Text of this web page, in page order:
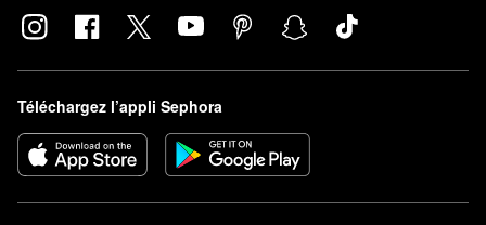
Téléchargez l’appli Sephora